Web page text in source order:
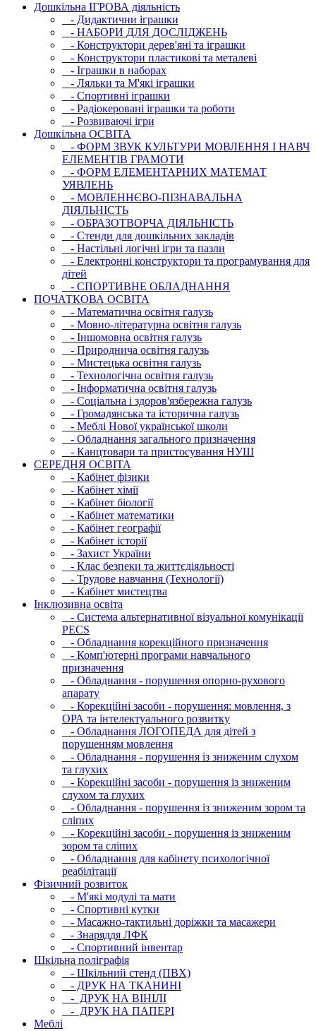
Дошкільна ІГРОВА діяльність
- Дидактични іграшки
- НАБОРИ ДЛЯ ДОСЛІДЖЕНЬ
- Конструктори дерев'яні та іграшки
- Конструктори пластикові та металеві
- Іграшки в наборах
- Ляльки та М'які іграшки
- Спортивні іграшки
- Радіокеровані іграшки та роботи
- Розвиваючі ігри
Дошкільна ОСВIТА
- ФОРМ ЗВУК КУЛЬТУРИ МОВЛЕННЯ І НАВЧ
ЕЛЕМЕНТІВ ГРАМОТИ
- ФОРМ ЕЛЕМЕНТАРНИХ МАТЕМАТ
УЯВЛЕНЬ
- МОВЛЕННЄВО-ПІЗНАВАЛЬНА
ДІЯЛЬНІСТЬ
- ОБРАЗОТВОРЧА ДІЯЛЬНІСТЬ
- Стенди для дошкільних закладів
- Настільні логічні ігри та пазли
- Електронні конструктори та програмування для
дітей
- СПОРТИВНЕ ОБЛАДНАННЯ
ПОЧАТКОВА ОСВIТА
- Математична освітня галузь
- Мовно-літературна освітня галузь
- Iншомовна освітня галузь
- Природнича освітня галузь
- Мистецька освітня галузь
- Технологічна освітня галузь
- Інфopматична освітня галузь
- Соціальна і здоров'язбережна галузь
- Громадянська та історична галузь
- Меблі Нової української школи
- Обладнання загального призначення
- Канцтовари та пристосування НУШ
СЕРЕДНЯ ОСВIТА
- Кабінет фізики
- Кабінет хімії
- Кабінет біології
- Кабінет математики
- Кабінет географії
- Кабінет історії
- Захист України
- Клас безпеки та життєдіяльності
- Трудове навчання (Технології)
- Кабінет мистецтва
Інклюзивна освіта
- Система альтернативної візуальної комунікації
PECS
- Обладнання корекційного призначення
- Комп'ютерні програми навчального
призначення
- Обладнання - порушення опорно-рухового
апарату
- Корекційні засоби - порушення: мовлення, з
ОРА та інтелектуального розвитку
- Обладнання ЛОГОПЕДА для дітей з
порушенням мовлення
- Обладнання - порушення із зниженим слухом
та глухих
- Корекційні засоби - порушення із зниженим
слухом та глухих
- Обладнання - порушення із зниженим зором та
сліпих
- Корекційні засоби - порушення із зниженим
зором та сліпих
- Обладнання для кабінету психологічної
реабілітації
Фізичний розвиток
- М'які модулi та мати
- Спортивні кутки
- Масажно-тактильні доріжки та масажери
- Знаряддя ЛФК
- Спортивний інвентар
Шкільна поліграфія
- Шкільний стенд (ПВХ)
- ДРУК НА ТКАНИНІ
- ДРУК НА ВІНІЛІ
- ДРУК НА ПАПЕРІ
Меблі